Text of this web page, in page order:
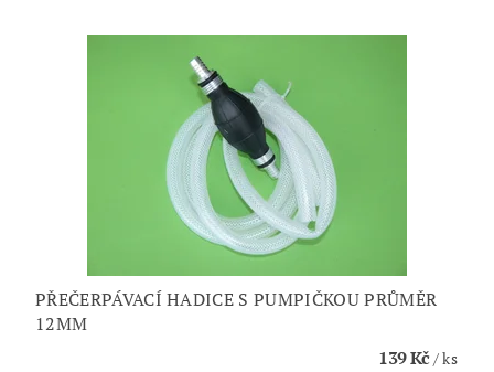
PŘEČERPÁVACÍ HADICE S PUMPIČKOU PRŮMĚR
12MM
139 Kč/ ks